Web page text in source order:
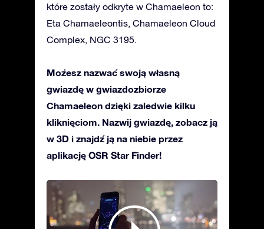
które zostały odkryte w Chamaeleon to:
Eta Chamaeleontis, Chamaeleon Cloud
Complex, NGC 3195.
Możesz nazwać swoją własną
gwiazdę w gwiazdozbiorze
Chamaeleon dzięki zaledwie kilku
kliknięciom. Nazwij gwiazdę, zobacz ją
w 3D i znajdź ją na niebie przez
aplikację OSR Star Finder!